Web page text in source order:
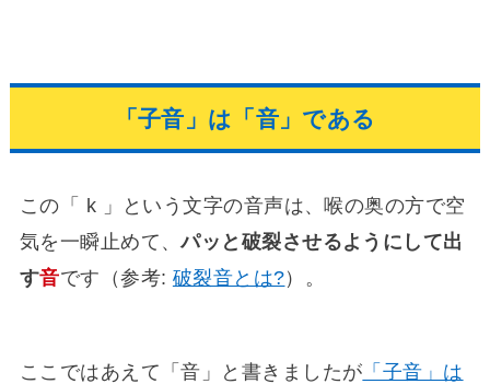
「子音」は「音」である
この「 k 」という文字の音声は、喉の奥の方で空
気を一瞬止めて、パッと破裂させるようにして出
す音です（参考: 破裂音とは?）。
ここではあえて「音」と書きましたが 「子音」は